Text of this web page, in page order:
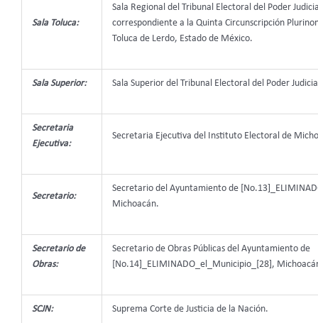
Sala Toluca:
Sala Regional del Tribunal Electoral del Poder
correspondiente a la Quinta Circunscripción
Toluca de Lerdo, Estado de México.
Sala Superior: Sala Superior del Tribunal Electoral del Poder
Secretaria
Ejecutiva:
Secretaria Ejecutiva del Instituto Electoral de
Secretario:
Secretario del Ayuntamiento de
Michoacán.
Secretario de
Obras:
Secretario de Obras Públicas del Ayuntamiento de
[No.14]_ELIMINADO_el_Municipio_[28],
SCJN: Suprema Corte de Justicia de la Nación.